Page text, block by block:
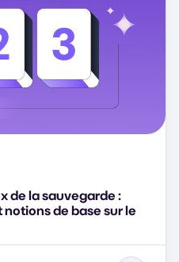
de la sauvegarde :
de base sur le